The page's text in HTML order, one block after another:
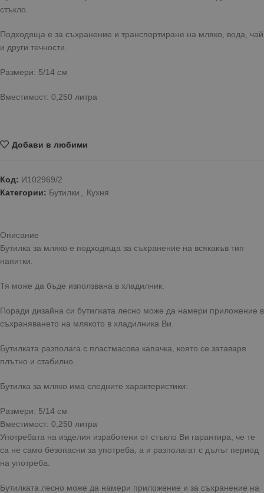
стъкло.
Подходяща е за съхранение и транспортиране на мляко, вода, чай
и други течности.
Размери: 5/14 см
Вместимост: 0,250 литра
Добави в любими
Код: И102969/2
Категории: Бутилки Кухня
Описание
Бутилка за мляко е подходяща за съхранение на всякакъв тип
напитки.
Тя може да бъде използвана в хладилник.
Поради дизайна си бутилката лесно може да намери приложение в
съхраняването на млякото в хладилника Ви.
Бутилката разполага с пластмасова капачка, която се затаваря
плътно и стабилно.
Бутилка за мляко има следните характеристики:
Размери: 5/14 см
Вместимост: 0,250 литра
Употребата на изделия изработени от стъкло Ви гарантира, че те
са не само безопасни за употреба, а и разполагат с дълъг период
на употреба.
Бутилката лесно може да намери приложение и за съхранение на